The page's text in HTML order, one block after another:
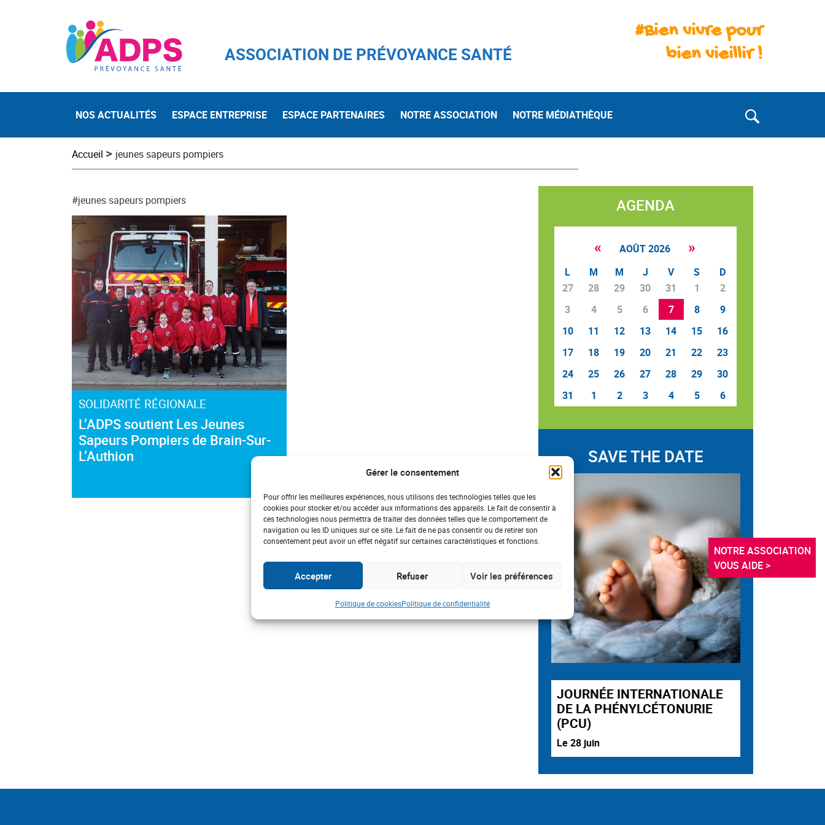
Gérer le consentement
Pour offrir les meilleures expériences, nous utilisons des technologies telles que les
cookies pour stocker et/ou accéder aux informations des appareils. Le fait de consentir à
ces technologies nous permettra de traiter des données telles que le comportement de
navigation ou les ID uniques sur ce site. Le fait de ne pas consentir ou de retirer son
consentement peut avoir un effet négatif sur certaines caractéristiques et fonctions.
Accepter Refuser Voir les préférences
Politique de cookiesPolitique de confidentialité
ASSOCIATION DE PRÉVOYANCE SANTÉ
#Bien vivre pour
bien vieillir !
NOS ACTUALITÉS ESPACE ENTREPRISE ESPACE PARTENAIRES NOTRE ASSOCIATION NOTRE MÉDIATHÈQUE
Accueil > jeunes sapeurs pompiers
#jeunes sapeurs pompiers
SOLIDARITÉ RÉGIONALE
L’ADPS soutient Les Jeunes
Sapeurs Pompiers de Brain-Sur-
L’Authion
AGENDA
« AOÛT 2026 »
L M M J V S
D
27
28 29 30 31 1
2
3
4 5 6 7 8
9
10
11 12 13 14 15
16
17
18 19 20 21 22
23
24
25 26 27 28 29
30
31
1 2 3 4 5 6
SAVE THE DATE
JOURNÉE INTERNATIONALE
DE LA PHÉNYLCÉTONURIE
(PCU)
Le 28 juin
NOTRE ASSOCIATION
VOUS AIDE >